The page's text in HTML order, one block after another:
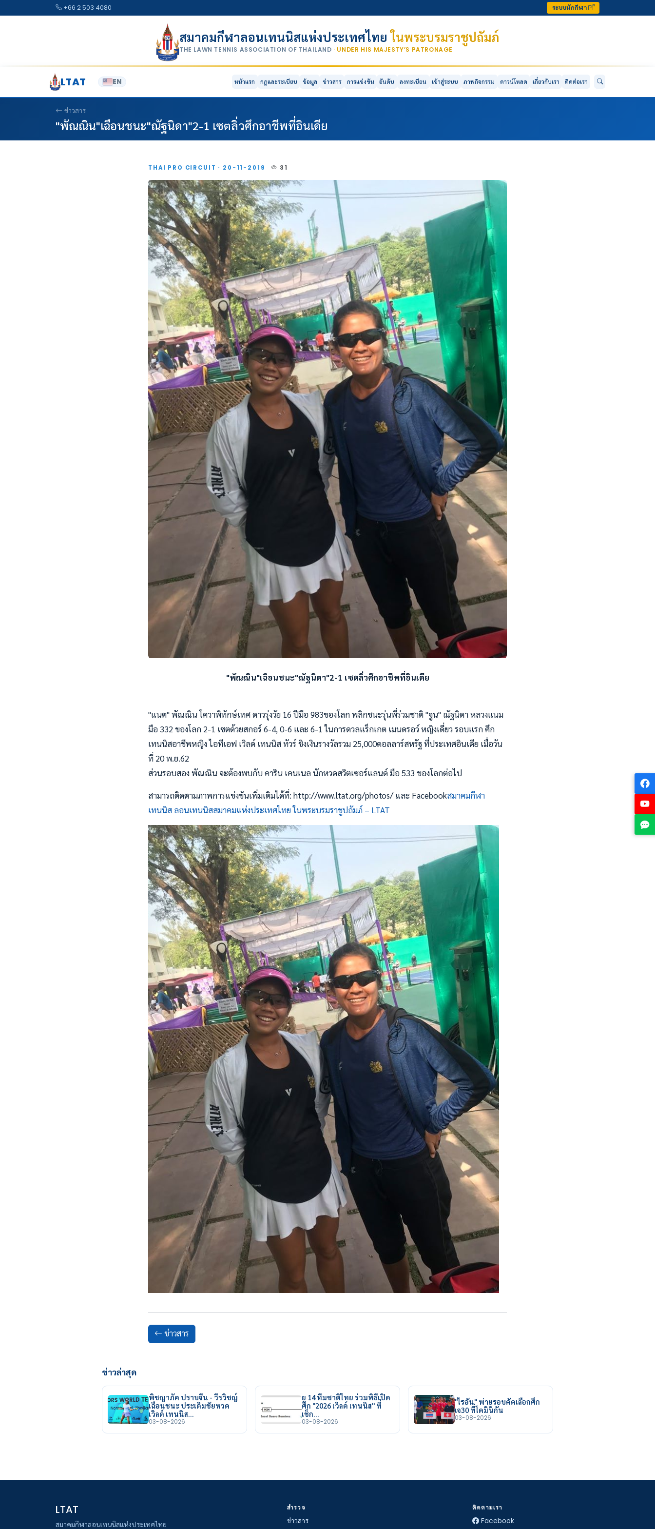
+66 2 503 4080 ระบบนักกีฬา
สมาคมกีฬาลอนเทนนิสแห่งประเทศไทยในพระบรมราชูปถัมภ์
THE LAWN TENNIS ASSOCIATION OF THAILAND · UNDER HIS MAJESTY’S PATRONAGE
LTAT EN หน้าแรก กฎและระเบียบ ข้อมูล ข่าวสาร การแข่งขัน อันดับ ลงทะเบียน เข้าสู่ระบบ ภาพกิจกรรม ดาวน์โหลด เกี่ยวกับเรา ติดต่อเรา
ข่าวสาร
"พัณณิน"เฉือนชนะ"ณัฐนิดา"2-1 เซตลิ่วศึกอาชีพที่อินเดีย
THAI PRO CIRCUIT · 20-11-2019 31
"พัณณิน"เฉือนชนะ"ณัฐนิดา"2-1 เซตลิ่วศึกอาชีพที่อินเดีย
"แนต" พัณณิน โควาพิทักษ์เทศ ดาวรุ่งวัย 16 ปีมือ 983ของโลก พลิกชนะรุ่นพี่ร่วมชาติ "จูน" ณัฐนิดา หลวงแนม
มือ 332 ของโลก 2-1 เซตด้วยสกอร์ 6-4, 0-6 และ 6-1 ในการดวลแร็กเกต เมนดรอว์ หญิงเดี่ยว รอบแรก ศึก
เทนนิสอาชีพหญิง ไอทีเอฟ เวิลด์ เทนนิส ทัวร์ ชิงเงินรางวัลรวม 25,000ดอลลาร์สหรัฐ ที่ประเทศอินเดีย เมื่อวัน
ที่ 20 พ.ย.62
ส่วนรอบสอง พัณณิน จะต้องพบกับ คาริน เคนเนล นักหวดสวิตเซอร์แลนด์ มือ 533 ของโลกต่อไป
สามารถติดตามภาพการแข่งขันเพิ่มเติมได้ที่: http://www.ltat.org/photos/ และ Facebookสมาคมกีฬา
เทนนิส ลอนเทนนิสสมาคมแห่งประเทศไทย ในพระบรมราชูปถัมภ์ – LTAT
ข่าวสาร
ข่าวล่าสุด
พิชญาภัค ปราบจีน - วีรวิชญ์
เฉือนชนะ ประเดิมชัยหวด
เวิลด์ เทนนิส…
03-08-2026
ยู 14 ทีมชาติไทย ร่วมพิธีเปิด
ศึก "2026 เวิลด์ เทนนิส" ที่
เช็ก…
03-08-2026
"ไรอัน" พ่ายรอบคัดเลือกศึก
เจ30 ที่โดมินิกัน
03-08-2026
LTAT
สมาคมกีฬาลอนเทนนิสแห่งประเทศไทย
สำรวจ
ข่าวสาร
ติดตามเรา
Facebook